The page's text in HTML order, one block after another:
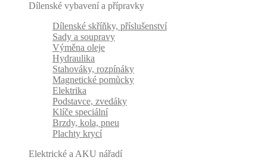
Dílenské vybavení a přípravky
Dílenské skříňky, příslušenství
Sady a soupravy
Výměna oleje
Hydraulika
Stahováky, rozpínáky
Magnetické pomůcky
Elektrika
Podstavce, zvedáky
Klíče speciální
Brzdy, kola, pneu
Plachty krycí
Elektrické a AKU nářadí